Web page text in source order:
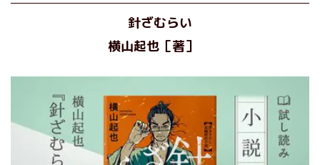
針ざむらい
横山起也［著］